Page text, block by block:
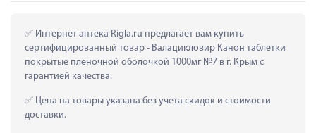
Интернет аптека Rigla.ru предлагает вам купить
сертифицированный товар - Валацикловир Канон таблетки
покрытые пленочной оболочкой 1000мг №7 в г. Крым с
гарантией качества.
Цена на товары указана без учета скидок и стоимости
доставки.